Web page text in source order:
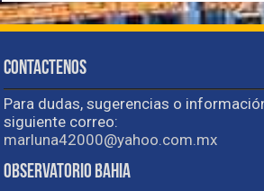
Contactenos
Para dudas, sugerencias o
siguiente correo:
marluna42000@yahoo.com.mx
Observatorio Bahia